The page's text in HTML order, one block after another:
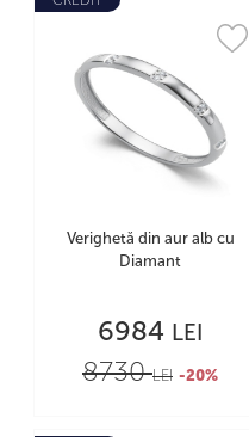
Verighetă din aur alb cu
Diamant
6984 LEI
8730LEI -20%